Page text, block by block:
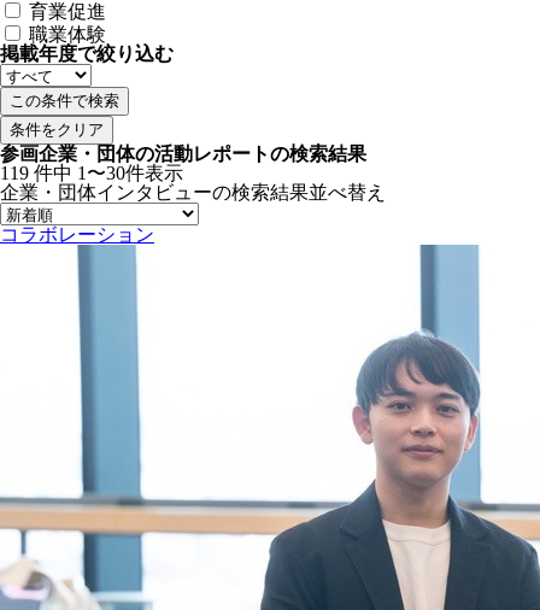
育業促進
職業体験
掲載年度で絞り込む
条件をクリア
参画企業・団体の活動レポートの検索結果
119 件中 1〜30件表示
企業・団体インタビューの検索結果並べ替え
コラボレーション